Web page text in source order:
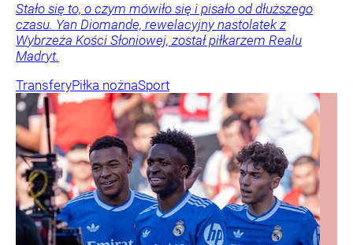
Stało się to, o czym mówiło się i pisało od dłuższego
czasu. Yan Diomande, rewelacyjny nastolatek z
Wybrzeża Kości Słoniowej, został piłkarzem Realu
Madryt.
TransferyPiłka nożnaSport